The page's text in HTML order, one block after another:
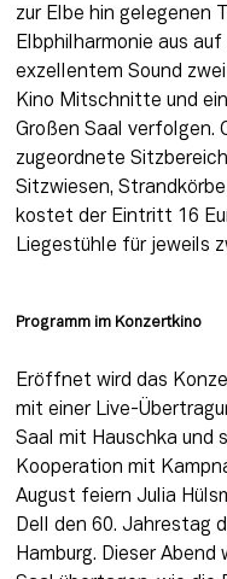
zur Elbe hin gelegenen
Elbphilharmonie aus
exzellentem Sound
Kino Mitschnitte und
Großen Saal verfolgen.
zugeordnete
Sitzwiesen,
kostet der Eintritt 16
Liegestühle für jeweils
Programm im Konzertkino
Eröffnet wird das
mit einer Live-
Saal mit Hauschka und
Kooperation mit
August feiern Julia
Dell den 60. Jahrestag
Hamburg. Dieser